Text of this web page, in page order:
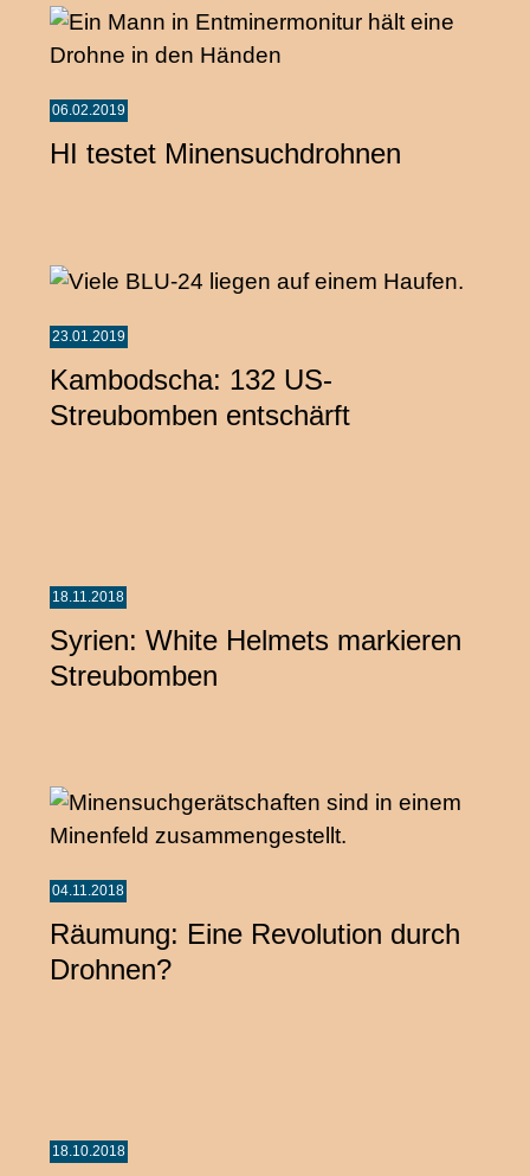
06.02.2019
HI testet Minensuchdrohnen
23.01.2019
Kambodscha: 132 US-
Streubomben entschärft
18.11.2018
Syrien: White Helmets markieren
Streubomben
04.11.2018
Räumung: Eine Revolution durch
Drohnen?
18.10.2018